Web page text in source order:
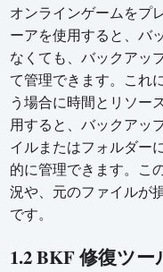
オンラインゲームをプ
ーアを使用すると、バ
なくても、バックアッ
て管理できます。これ
う場合に時間とリソー
用すると、バックアッ
イルまたはフォルダー
的に管理できます。こ
況や、元のファイルが
です。
1.2 BKF 修復ツー